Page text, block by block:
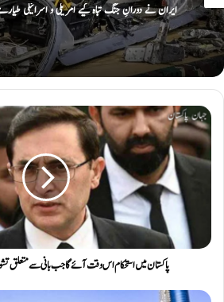
ایران نے دورانِ جنگ تباہ کیے امریکی و اسرائیلی
پاکستان میں استحکام اس وقت آئے گا جب بانی سے متعلق